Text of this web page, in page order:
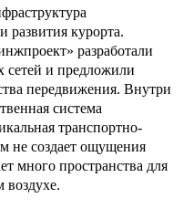
развития курорта.
разработали
сетей и предложили
передвижения. Внутри
система
транспортно-
не создает ощущения
много пространства для
воздухе.